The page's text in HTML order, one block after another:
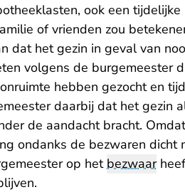
ook een
of vrienden zou
dat het gezin in geval van
volgens de burgemeester
hebben gezocht en
daarbij dat het gezin
de aandacht bracht.
ondanks de bezwaren dicht
op hetbezwaar